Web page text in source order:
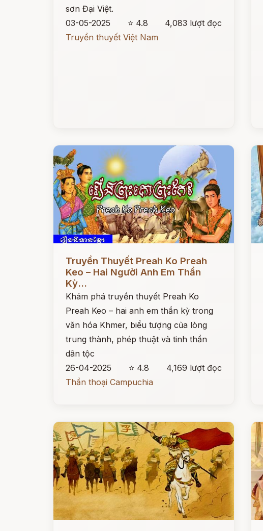
sơn Đại Việt.
03-05-2025
⭐ 4.8
4,083 lượt đọc
Truyền thuyết Việt Nam
Đọc ngay
Truyền Thuyết Preah Ko Preah
Keo – Hai Người Anh Em Thần
Kỳ...
Khám phá truyền thuyết Preah Ko
Preah Keo – hai anh em thần kỳ trong
văn hóa Khmer, biểu tượng của lòng
trung thành, phép thuật và tinh thần
dân tộc
26-04-2025
⭐ 4.8
4,169 lượt đọc
Thần thoại Campuchia